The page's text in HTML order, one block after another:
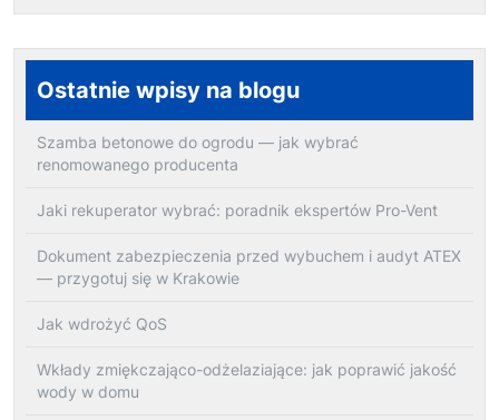
Ostatnie wpisy na blogu
Szamba betonowe do ogrodu — jak wybrać
renomowanego producenta
Jaki rekuperator wybrać: poradnik ekspertów Pro-Vent
Dokument zabezpieczenia przed wybuchem i audyt ATEX
— przygotuj się w Krakowie
Jak wdrożyć QoS
Wkłady zmiękczająco-odżelaziające: jak poprawić jakość
wody w domu